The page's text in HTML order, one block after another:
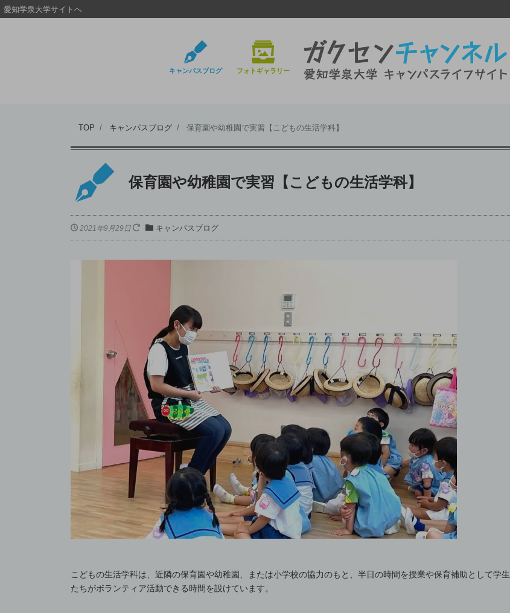
愛知学泉大学サイトへ
キャンパスブログ フォトギャラリー
TOP キャンパスブログ 保育園や幼稚園で実習【こどもの生活学科】
保育園や幼稚園で実習【こどもの生活学科】
2021年9月29日 キャンパスブログ
こどもの生活学科は、近隣の保育園や幼稚園、または小学校の協力のもと、半日の時間を授業や保育補助として学生
たちがボランティア活動できる時間を設けています。